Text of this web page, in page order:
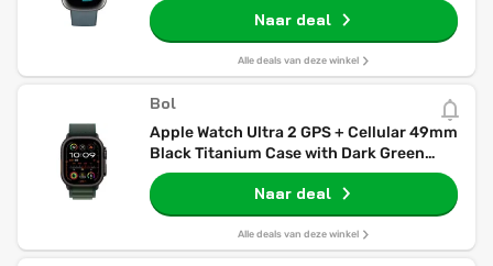
Naar deal
Alle deals van deze winkel
Bol
Apple Watch Ultra 2 GPS + Cellular 49mm
Black Titanium Case with Dark Green
Alpine Loop - Medium
Naar deal
Alle deals van deze winkel